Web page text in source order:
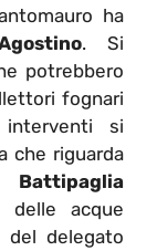
ha
. Si
potrebbero
fognari
si
che riguarda
delle acque
del delegato